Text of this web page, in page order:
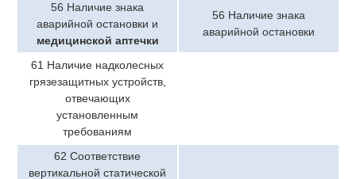
56 Наличие знака
аварийной остановки и
медицинской аптечки
56 Наличие знака
аварийной остановки
61 Наличие надколесных
грязезащитных устройств,
отвечающих
установленным
требованиям
62 Соответствие
вертикальной статической